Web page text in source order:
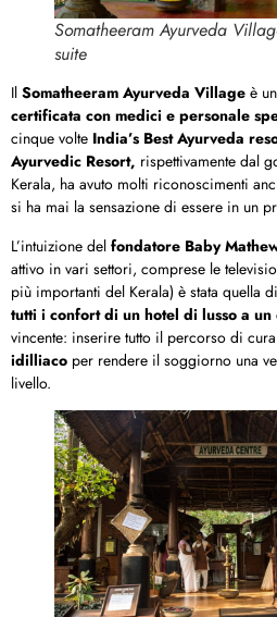
Somatheeram Ayurveda
suite
Il Somatheeram Ayurveda Village è
certificata con medici e personale
cinque volte India’s Best Ayurveda
Ayurvedic Resort, rispettivamente dal
Kerala, ha avuto molti riconoscimenti
si ha mai la sensazione di essere in un
L’intuizione del fondatore Baby
attivo in vari settori, comprese le
più importanti del Kerala) è stata quella di
tutti i confort di un hotel di lusso a un
vincente: inserire tutto il percorso di
idilliaco per rendere il soggiorno una
livello.